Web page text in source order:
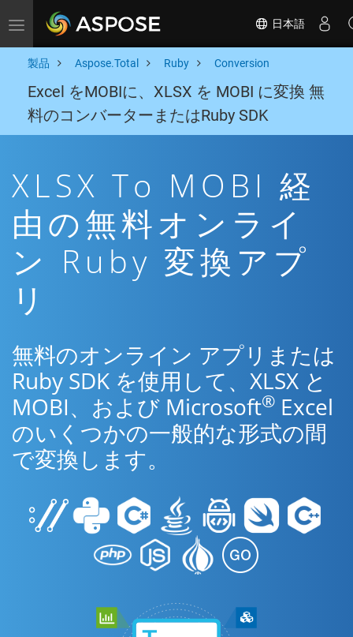
Toggle navigation 日本語
製品 Aspose.Total Ruby Conversion
Excel をMOBIに、XLSX を MOBI に変換 無
料のコンバーターまたはRuby SDK
XLSX To MOBI 経
由の無料オンライ
ン Ruby 変換アプ
リ
無料のオンライン アプリまたは
Ruby SDK を使用して、XLSX と
MOBI、および Microsoft® Excel
のいくつかの一般的な形式の間
で変換します。